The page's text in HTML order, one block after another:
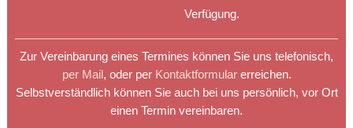
Verfügung.
Zur Vereinbarung eines Termines können Sie uns telefonisch,
per Mail, oder per Kontaktformularerreichen.
Selbstverständlich können Sie auch bei uns persönlich, vor Ort
einen Termin vereinbaren.